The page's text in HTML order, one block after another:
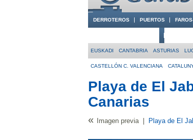
DERROTEROS PUERTOS
EUSKADI CANTABRIA ASTURIAS
CASTELLÓN C. VALENCIANA
Playa de El
Canarias
« Imagen previa | Playa de El